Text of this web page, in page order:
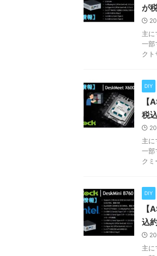
が
主に
一部
クト
DIY
税
主に
一部
クミ
DIY
【
込
主に